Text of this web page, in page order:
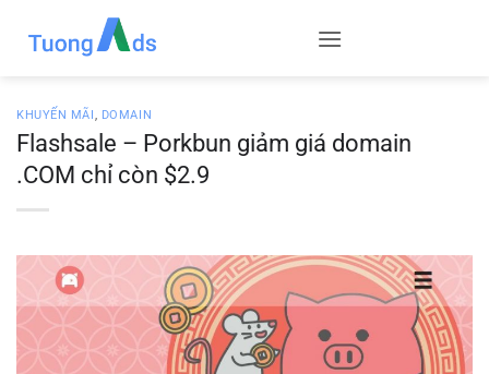
KHUYẾN MÃI, DOMAIN
Flashsale – Porkbun giảm giá domain
.COM chỉ còn $2.9